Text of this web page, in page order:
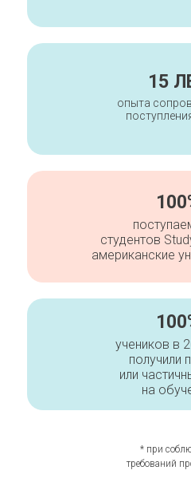
* при
требований
15
опыта
студентов
американские
учеников в
получили
или
на